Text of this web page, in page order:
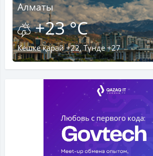
Алматы
+23 °C
Кешке қарай +22, Түнде +27